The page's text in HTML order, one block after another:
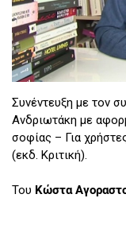
Συνέντευξη με τον
Ανδριωτάκη με
σοφίας – Για
(εκδ. Κριτική).
Του Κώστα